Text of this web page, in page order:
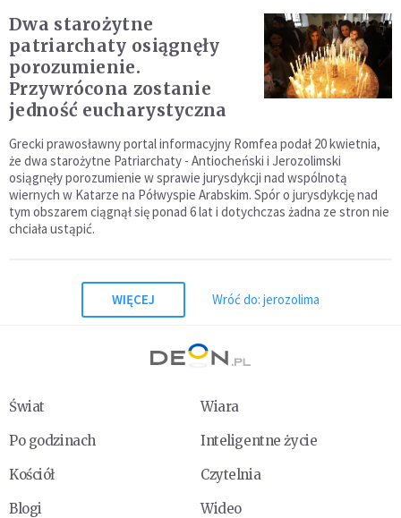
Dwa starożytne
patriarchaty osiągnęły
porozumienie.
Przywrócona zostanie
jedność eucharystyczna
Grecki prawosławny portal informacyjny Romfea podał 20 kwietnia,
że dwa starożytne Patriarchaty - Antiocheński i Jerozolimski
osiągnęły porozumienie w sprawie jurysdykcji nad wspólnotą
wiernych w Katarze na Półwyspie Arabskim. Spór o jurysdykcję nad
tym obszarem ciągnął się ponad 6 lat i dotychczas żadna ze stron nie
chciała ustąpić.
WIĘCEJ Wróć do: jerozolima
Świat
Wiara
Po godzinach
Inteligentne życie
Kościół
Czytelnia
Blogi
Wideo